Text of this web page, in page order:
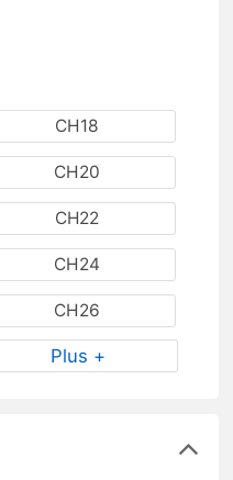
CH18
CH20
CH22
CH24
CH26
Plus +